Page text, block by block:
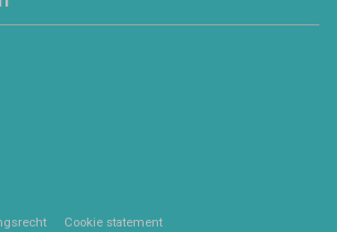
Cookie statement